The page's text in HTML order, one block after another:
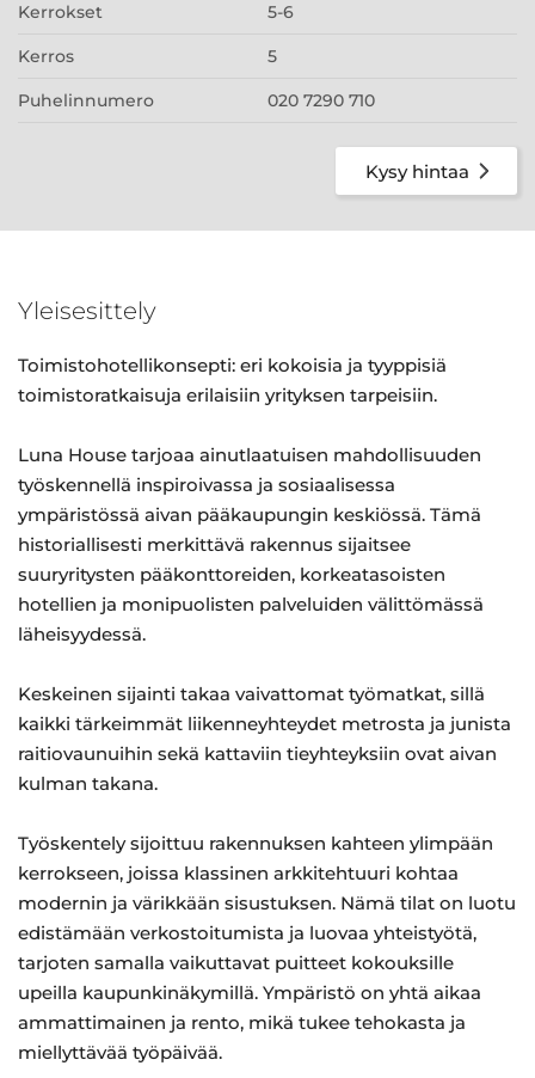
Kerrokset 5-6
Kerros 5
Puhelinnumero 020 7290 710
Kysy hintaa
Yleisesittely
Toimistohotellikonsepti: eri kokoisia ja tyyppisiä
toimistoratkaisuja erilaisiin yrityksen tarpeisiin.
Luna House tarjoaa ainutlaatuisen mahdollisuuden
työskennellä inspiroivassa ja sosiaalisessa
ympäristössä aivan pääkaupungin keskiössä. Tämä
historiallisesti merkittävä rakennus sijaitsee
suuryritysten pääkonttoreiden, korkeatasoisten
hotellien ja monipuolisten palveluiden välittömässä
läheisyydessä.
Keskeinen sijainti takaa vaivattomat työmatkat, sillä
kaikki tärkeimmät liikenneyhteydet metrosta ja junista
raitiovaunuihin sekä kattaviin tieyhteyksiin ovat aivan
kulman takana.
Työskentely sijoittuu rakennuksen kahteen ylimpään
kerrokseen, joissa klassinen arkkitehtuuri kohtaa
modernin ja värikkään sisustuksen. Nämä tilat on luotu
edistämään verkostoitumista ja luovaa yhteistyötä,
tarjoten samalla vaikuttavat puitteet kokouksille
upeilla kaupunkinäkymillä. Ympäristö on yhtä aikaa
ammattimainen ja rento, mikä tukee tehokasta ja
miellyttävää työpäivää.